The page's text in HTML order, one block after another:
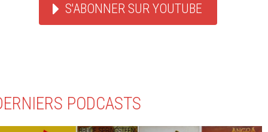
S'ABONNER SUR YOUTUBE
PODCASTS